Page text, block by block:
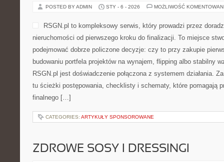
POSTED BY ADMIN STY - 6 - 2026 MOŻLIWOŚĆ
RSGN.pl to kompleksowy serwis, który prowadzi przez
nieruchomości od pierwszego kroku do finalizacji. To miejsce
podejmować dobrze policzone decyzje: czy to przy zakupie
budowaniu portfela projektów na wynajem, flipping albo stabilny
RSGN.pl jest doświadczenie połączona z systemem działania.
tu ścieżki postępowania, checklisty i schematy, które pomagają
finalnego […]
CATEGORIES: ARTYKUŁY SPONSOROWANE
ZDROWE SOSY I DRESSINGI